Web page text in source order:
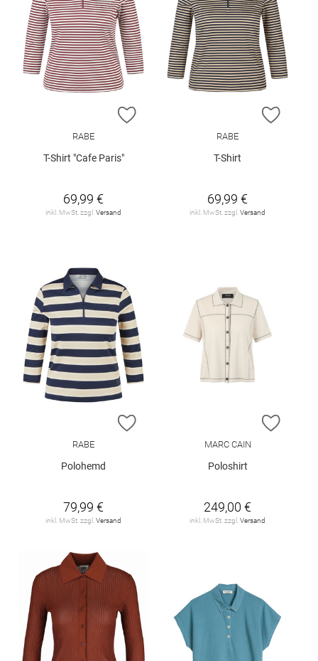
ZUR WUNSCHLISTE HINZUFÜGEN
RABE
T-Shirt "Cafe Paris"
69,99 €
inkl. MwSt. zzgl. Versand
ZUR
RABE
T-Shirt
69,99 €
inkl. MwSt. zzgl. Versand
ZUR WUNSCHLISTE HINZUFÜGEN
RABE
Polohemd
79,99 €
inkl. MwSt. zzgl. Versand
ZUR
MARC CAIN
Poloshirt
249,00 €
inkl. MwSt. zzgl. Versand